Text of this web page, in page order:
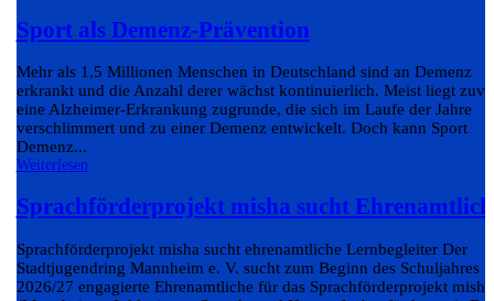
Sport als Demenz-Prävention
Mehr als 1,5 Millionen Menschen in Deutschland sind an Demenz
erkrankt und die Anzahl derer wächst kontinuierlich. Meist liegt
eine Alzheimer-Erkrankung zugrunde, die sich im Laufe der Jahre
verschlimmert und zu einer Demenz entwickelt. Doch kann Sport
Demenz...
Weiterlesen
Sprachförderprojekt misha sucht
Sprachförderprojekt misha sucht ehrenamtliche Lernbegleiter Der
Stadtjugendring Mannheim e. V. sucht zum Beginn des Schuljahres
2026/27 engagierte Ehrenamtliche für das Sprachförderprojekt misha